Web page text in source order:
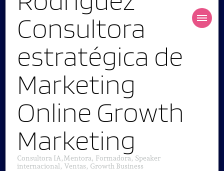
Consultora
estratégica de
Marketing
Online Growth
Marketing
Consultora IA,Mentora, Formadora, Speaker
internacional, Ventas, Growth Business